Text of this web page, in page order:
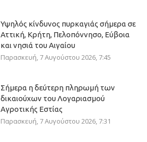
Υψηλός κίνδυνος πυρκαγιάς σήμερα σε
Αττική, Κρήτη, Πελοπόννησο, Εύβοια
και νησιά του Αιγαίου
Παρασκευή, 7 Αυγούστου 2026, 7:45
Σήμερα η δεύτερη πληρωμή των
δικαιούχων του Λογαριασμού
Αγροτικής Εστίας
Παρασκευή, 7 Αυγούστου 2026, 7:31